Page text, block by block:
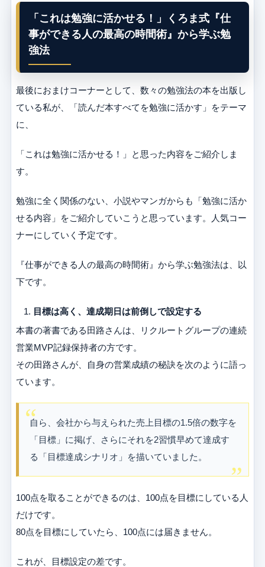
「これは勉強に活かせる！」くろま式『仕
事ができる人の最高の時間術』から学ぶ勉
強法
最後におまけコーナーとして、数々の勉強法の本を出版し
ている私が、「読んだ本すべてを勉強に活かす」をテーマ
に、
「これは勉強に活かせる！」と思った内容をご紹介しま
す。
勉強に全く関係のない、小説やマンガからも「勉強に活か
せる内容」をご紹介していこうと思っています。人気コー
ナーにしていく予定です。
『仕事ができる人の最高の時間術』から学ぶ勉強法は、以
下です。
目標は高く、達成期日は前倒しで設定する
本書の著書である田路さんは、リクルートグループの連続
営業MVP記録保持者の方です。
その田路さんが、自身の営業成績の秘訣を次のように語っ
ています。
自ら、会社から与えられた売上目標の1.5倍の数字を
「目標」に掲げ、さらにそれを2習慣早めて達成す
る「目標達成シナリオ」を描いていました。
100点を取ることができるのは、100点を目標にしている人
だけです。
80点を目標にしていたら、100点には届きません。
これが、目標設定の差です。